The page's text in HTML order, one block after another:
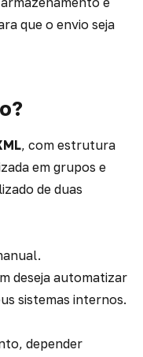
que o envio seja
, com estrutura
em grupos e
de duas
deseja automatizar
sistemas internos.
depender